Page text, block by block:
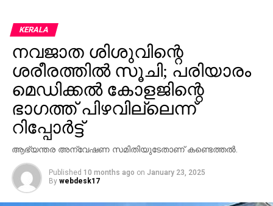
KERALA
നവജാത ശിശുവിന്റെ
ശരീരത്തില്‍ സൂചി; പരിയാരം
മെഡിക്കല്‍ കോളജിന്റെ
ഭാഗത്ത് പിഴവില്ലെന്ന്
റിപ്പോര്‍ട്ട്
ആഭ്യന്തര അന്വേഷണ സമിതിയുടേതാണ് കണ്ടെത്തല്‍.
Published 10 months ago on January 23, 2025
By webdesk17